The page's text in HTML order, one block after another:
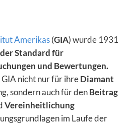
Amerikas(GIA) wurde 1931
Standard für
und Bewertungen.
nicht nur für ihreDiamant
sondern auch für denBeitrag
Vereinheitlichung
im Laufe der